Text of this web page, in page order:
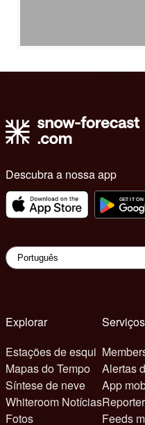
Descubra a nossa app
Explorar
Estações de esqui
Mapas do Tempo
Síntese de neve
Whiteroom Notícias
Fotos
Serviços
Alertas
App
Feeds